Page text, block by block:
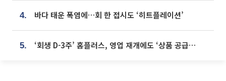
4. 바다 태운 폭염에…회 한 접시도 ‘히트플레이션’
5. ‘회생 D-3주’ 홈플러스, 영업 재개에도 ‘상품 공급망’ 복구가 생존 관건